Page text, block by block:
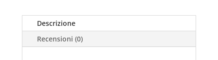
Descrizione
Recensioni (0)